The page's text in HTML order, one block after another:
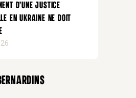
d’une justice
en Ukraine ne doit